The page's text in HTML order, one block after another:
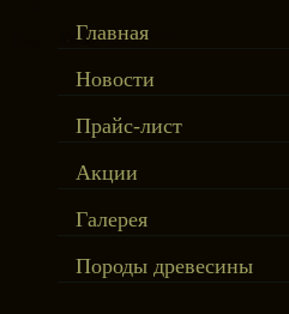
Главная
Новости
Прайс-лист
Акции
Галерея
Породы древесины